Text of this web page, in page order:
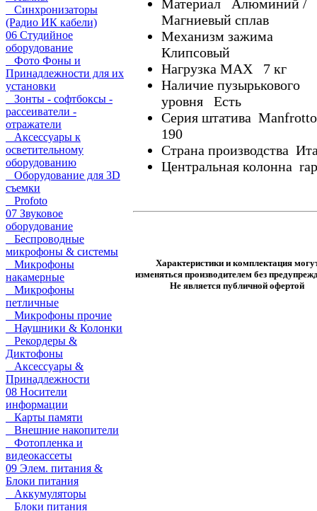
Синхронизаторы
(Радио ИК кабели)
06 Студийное
оборудование
Фото Фоны и
Принадлежности для их
установки
Зонты - софтбоксы -
рассеиватели -
отражатели
Аксессуары к
осветительному
оборудованию
Оборудование для 3D
съемки
Profoto
07 Звуковое
оборудование
Беспроводные
микрофоны & системы
Микрофоны
накамерные
Микрофоны
петличные
Микрофоны прочие
Наушники & Колонки
Рекордеры &
Диктофоны
Аксессуары &
Принадлежности
08 Носители
информации
Карты памяти
Внешние накопители
Фотопленка и
видеокассеты
09 Элем. питания &
Блоки питания
Аккумуляторы
Блоки питания
Материал Алюминий /
Магниевый сплав
Механизм зажима
Клипсовый
Нагрузка MAX 7 кг
Наличие пузырькового
уровня Есть
Серия штатива Manfrotto
190
Страна производства
Центральная колонна
Характеристики и комплектация
изменяться производителем без
Не является публичной офертой